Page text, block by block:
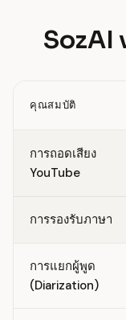
SozAI
คุณสมบัติ
การถอดเสียง
YouTube
การรองรับภาษา
การแยกผู้พูด
(Diarization)